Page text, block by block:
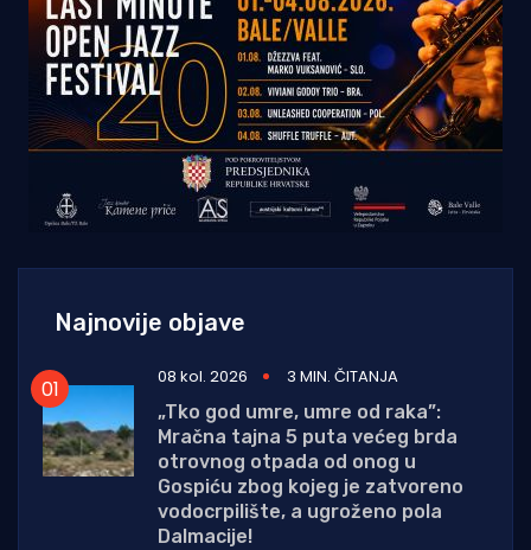
Najnovije objave
08 kol. 2026
3 MIN. ČITANJA
„Tko god umre, umre od raka”:
Mračna tajna 5 puta većeg brda
otrovnog otpada od onog u
Gospiću zbog kojeg je zatvoreno
vodocrpilište, a ugroženo pola
Dalmacije!